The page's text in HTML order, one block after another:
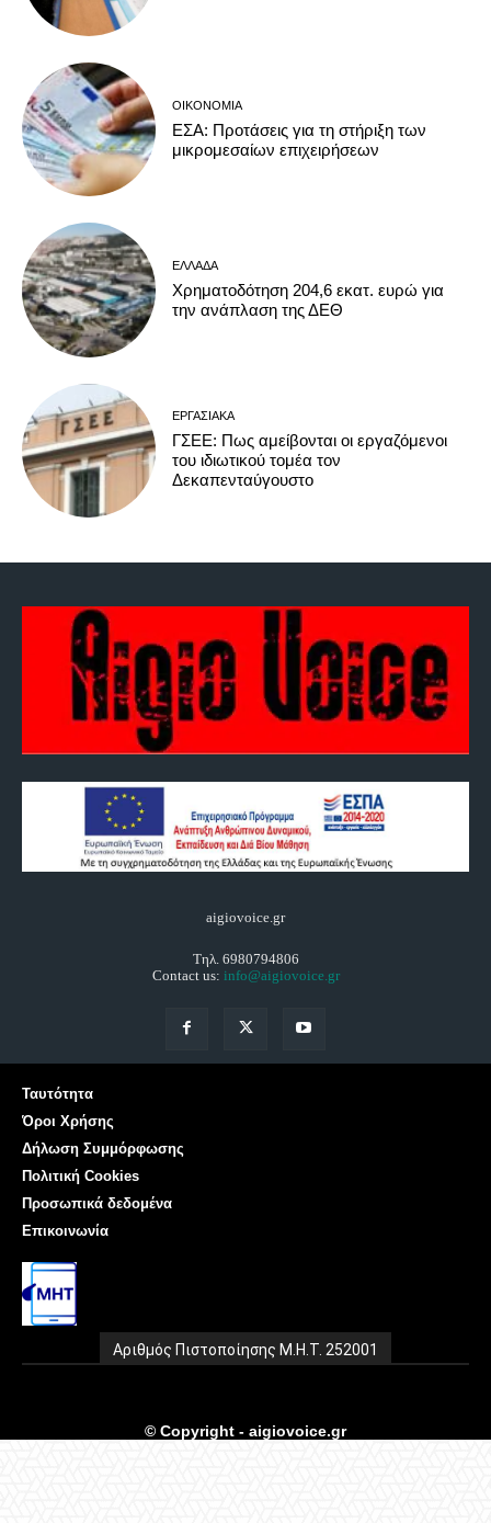
ΟΙΚΟΝΟΜΊΑ
ΕΣΑ: Προτάσεις για τη στήριξη των
μικρομεσαίων επιχειρήσεων
ΕΛΛΆΔΑ
Χρηματοδότηση 204,6 εκατ. ευρώ για
την ανάπλαση της ΔΕΘ
ΕΡΓΑΣΙΑΚΆ
ΓΣΕΕ: Πως αμείβονται οι εργαζόμενοι
του ιδιωτικού τομέα τον
Δεκαπενταύγουστο
aigiovoice.gr
Τηλ. 6980794806
Contact us: info@aigiovoice.gr
Ταυτότητα
Όροι Χρήσης
Δήλωση Συμμόρφωσης
Πολιτική Cookies
Προσωπικά δεδομένα
Επικοινωνία
Αριθμός Πιστοποίησης Μ.Η.Τ. 252001
© Copyright - aigiovoice.gr